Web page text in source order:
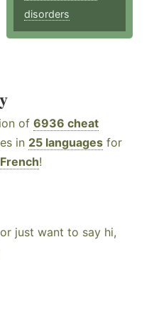
disorders
of 6936 cheat
in 25 languages for
French!
just want to say hi,